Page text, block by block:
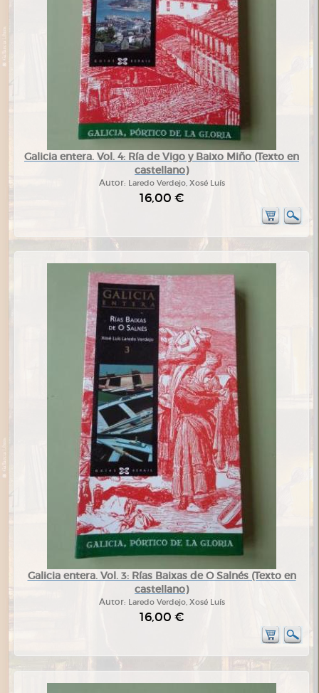
Galicia entera. Vol. 4: Ría de Vigo y Baixo Miño (Texto en
castellano)
Autor: Laredo Verdejo, Xosé Luís
16,00 €
Galicia entera. Vol. 3: Rías Baixas de O Salnés (Texto en
castellano)
Autor: Laredo Verdejo, Xosé Luís
16,00 €